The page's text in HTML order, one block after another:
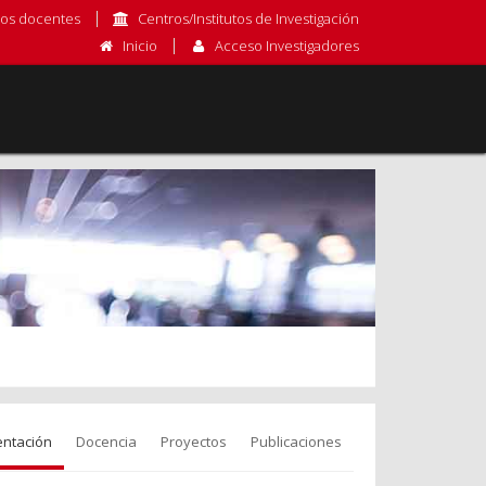
docentes
Centros/Institutos de Investigación
Inicio
Acceso Investigadores
Docencia Proyectos Publicaciones